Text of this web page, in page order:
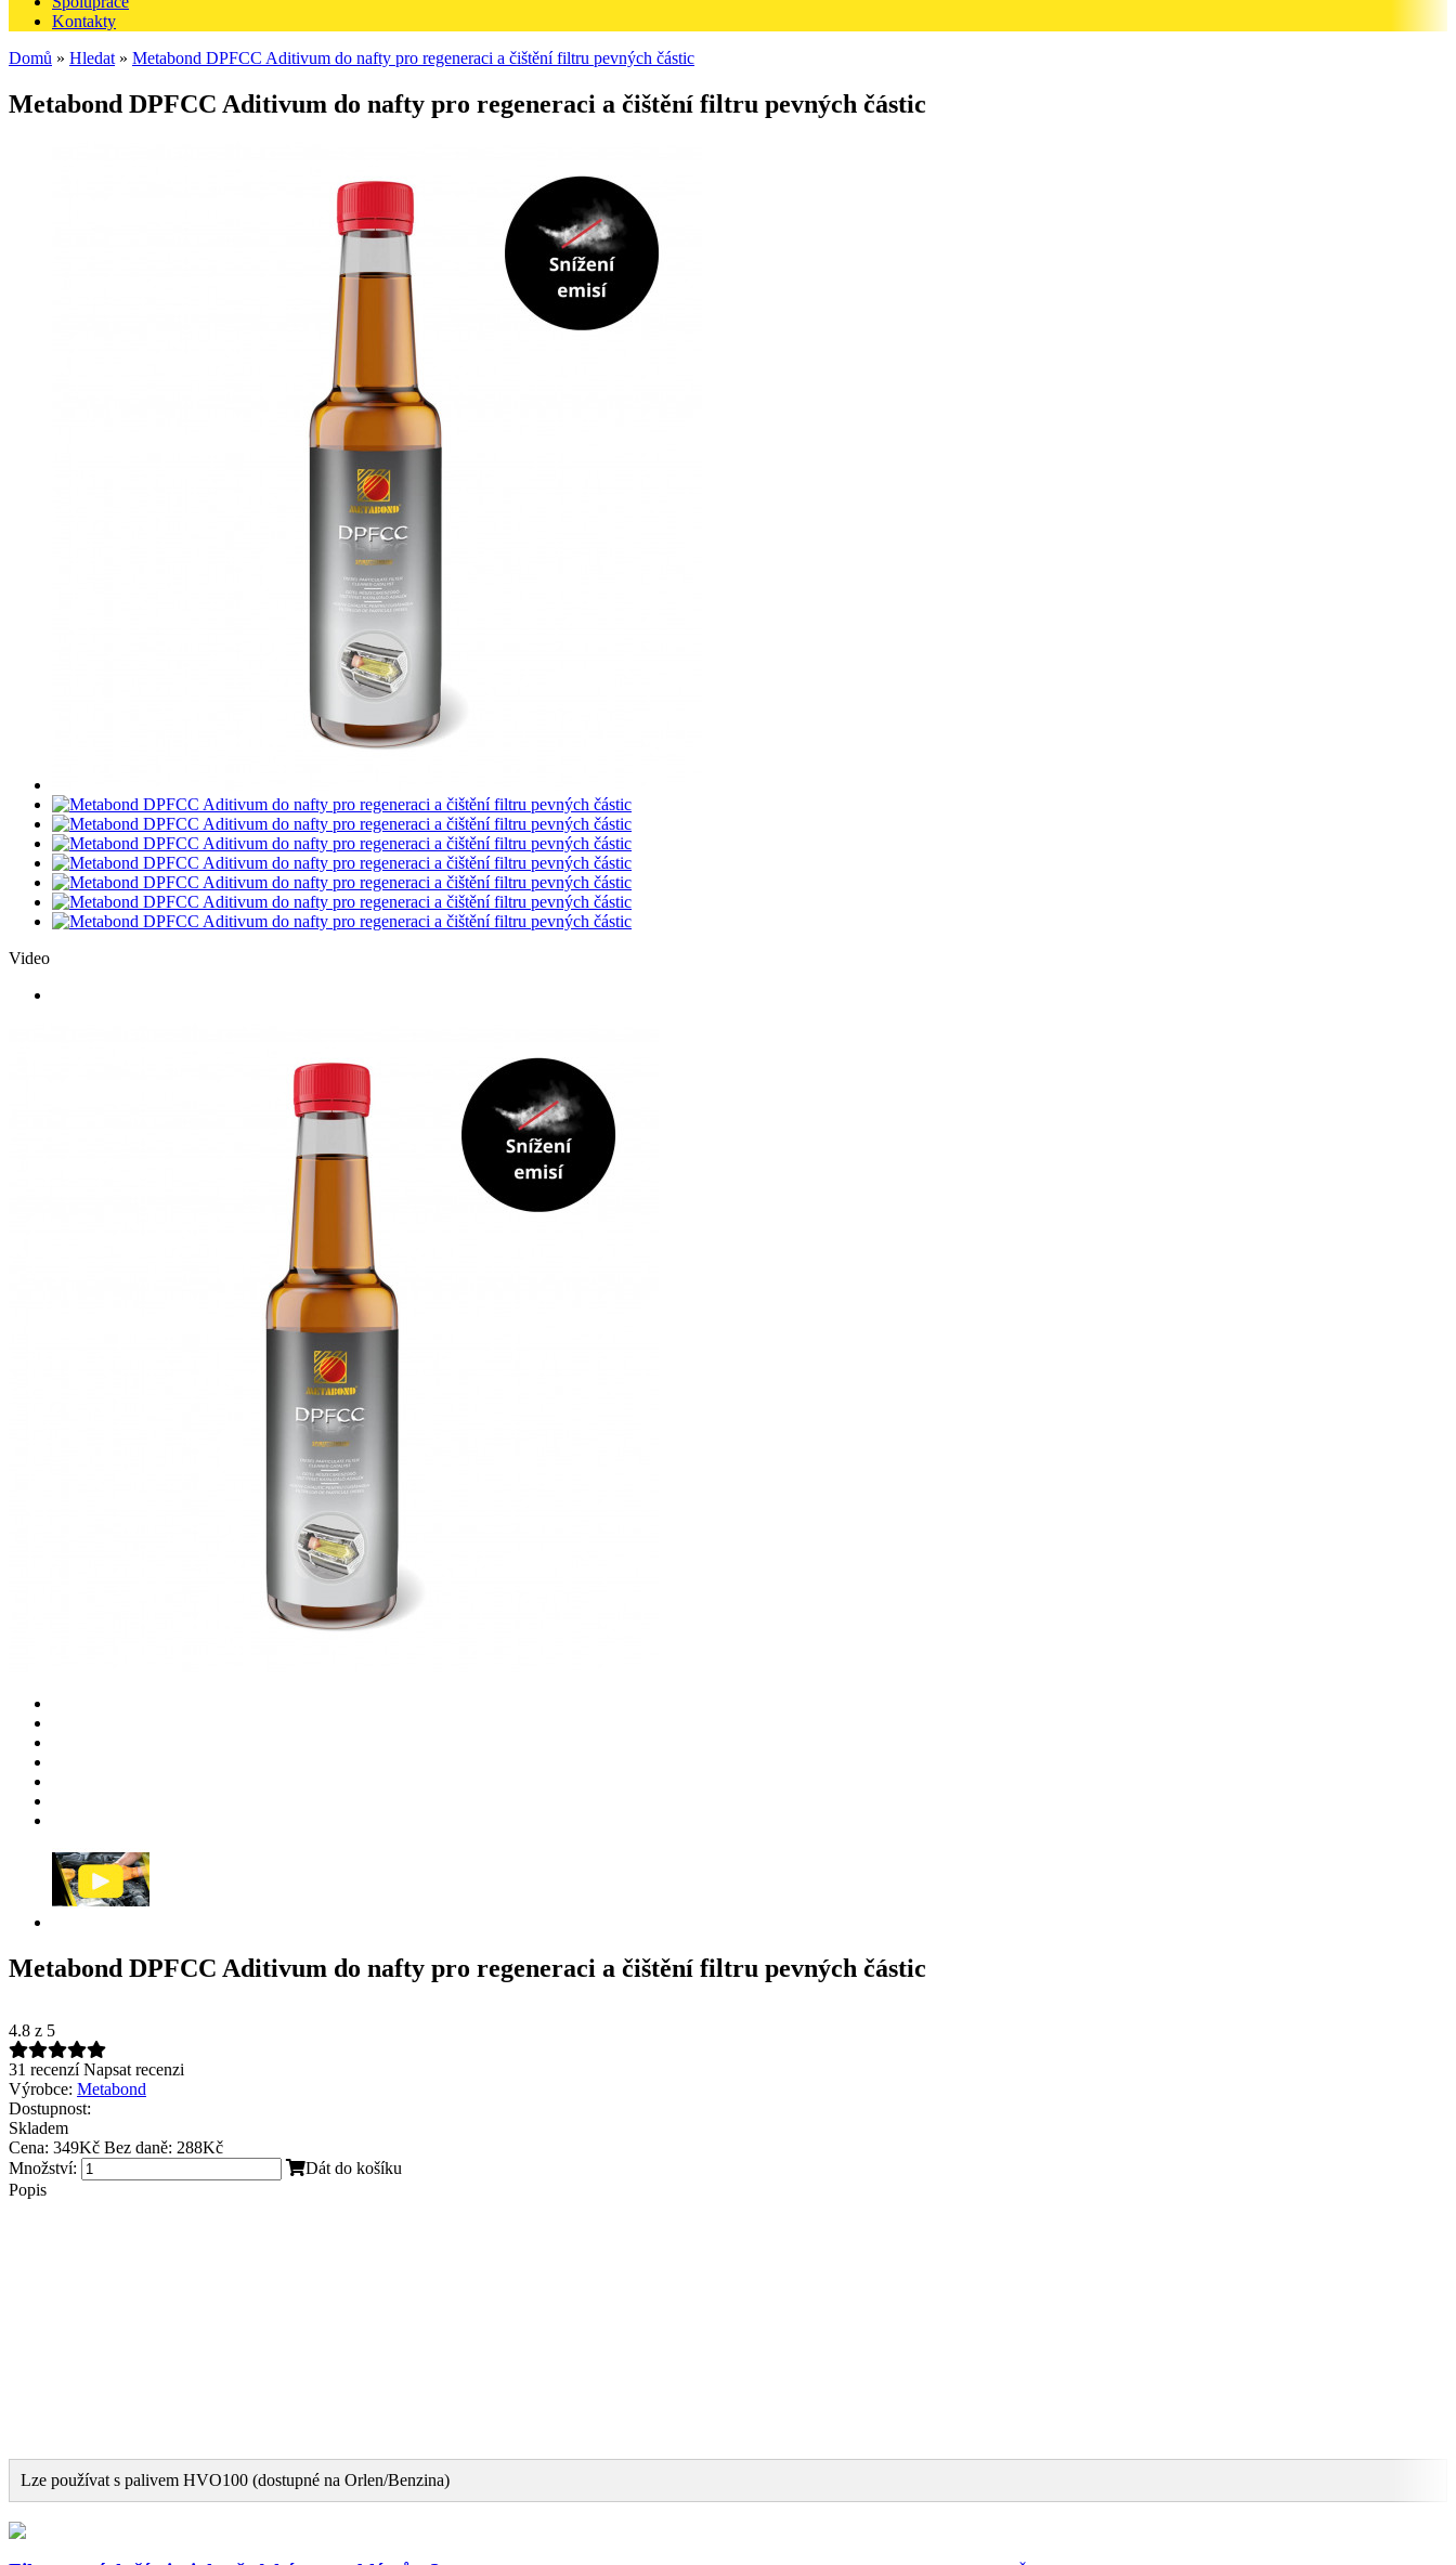
Kontakty
Domů » Hledat » Metabond DPFCC Aditivum do nafty pro regeneraci a čištění filtru pevných částic
Metabond DPFCC Aditivum do nafty pro regeneraci a čištění filtru pevných částic
Video
Metabond DPFCC Aditivum do nafty pro regeneraci a čištění filtru pevných částic
4.8 z 5
31 recenzí Napsat recenzi
Výrobce: Metabond
Dostupnost:
Skladem
Cena: 349Kč Bez daně: 288Kč
Množství:
Dát do košíku
Popis
Lze používat s palivem HVO100 (dostupné na Orlen/Benzina)